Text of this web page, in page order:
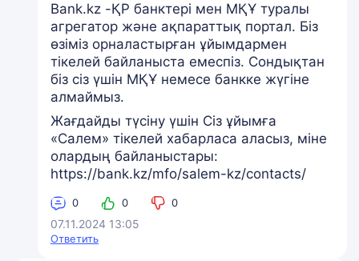
Bank.kz -ҚР банктері мен МҚҰ туралы
агрегатор және ақпараттық портал. Біз
өзіміз орналастырған ұйымдармен
тікелей байланыста емеспіз. Сондықтан
біз сіз үшін МҚҰ немесе банкке жүгіне
алмаймыз.
Жағдайды түсіну үшін Сіз ұйымға
«Салем» тікелей хабарласа аласыз, міне
олардың байланыстары:
https://bank.kz/mfo/salem-kz/contacts/
0 0 0
07.11.2024 13:05
Ответить